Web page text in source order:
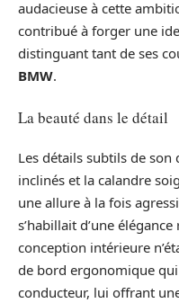
audacieuse à cette
contribué à forger une
distinguant tant de ses
BMW.
La beauté dans le détail
Les détails subtils de son
inclinés et la calandre
une allure à la fois
s’habillait d’une
conception intérieure
de bord ergonomique qui
conducteur, lui offrant